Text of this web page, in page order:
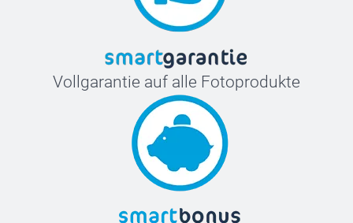
Vollgarantie auf alle Fotoprodukte